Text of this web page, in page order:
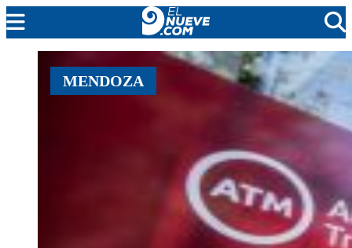
EL NUEVE
SOCIEDAD
MENDOZA